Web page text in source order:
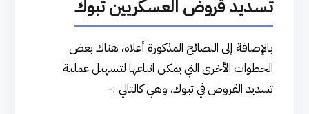
تسديد قروض العسكريين تبوك
بالإضافة إلى النصائح المذكورة أعلاه، هناك بعض
الخطوات الأخرى التي يمكن اتباعها لتسهيل عملية
تسديد القروض في تبوك، وهي كالتالي :-